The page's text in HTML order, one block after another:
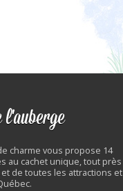
l'auberge
charme vous propose 14
au cachet unique, tout près
de toutes les attractions et